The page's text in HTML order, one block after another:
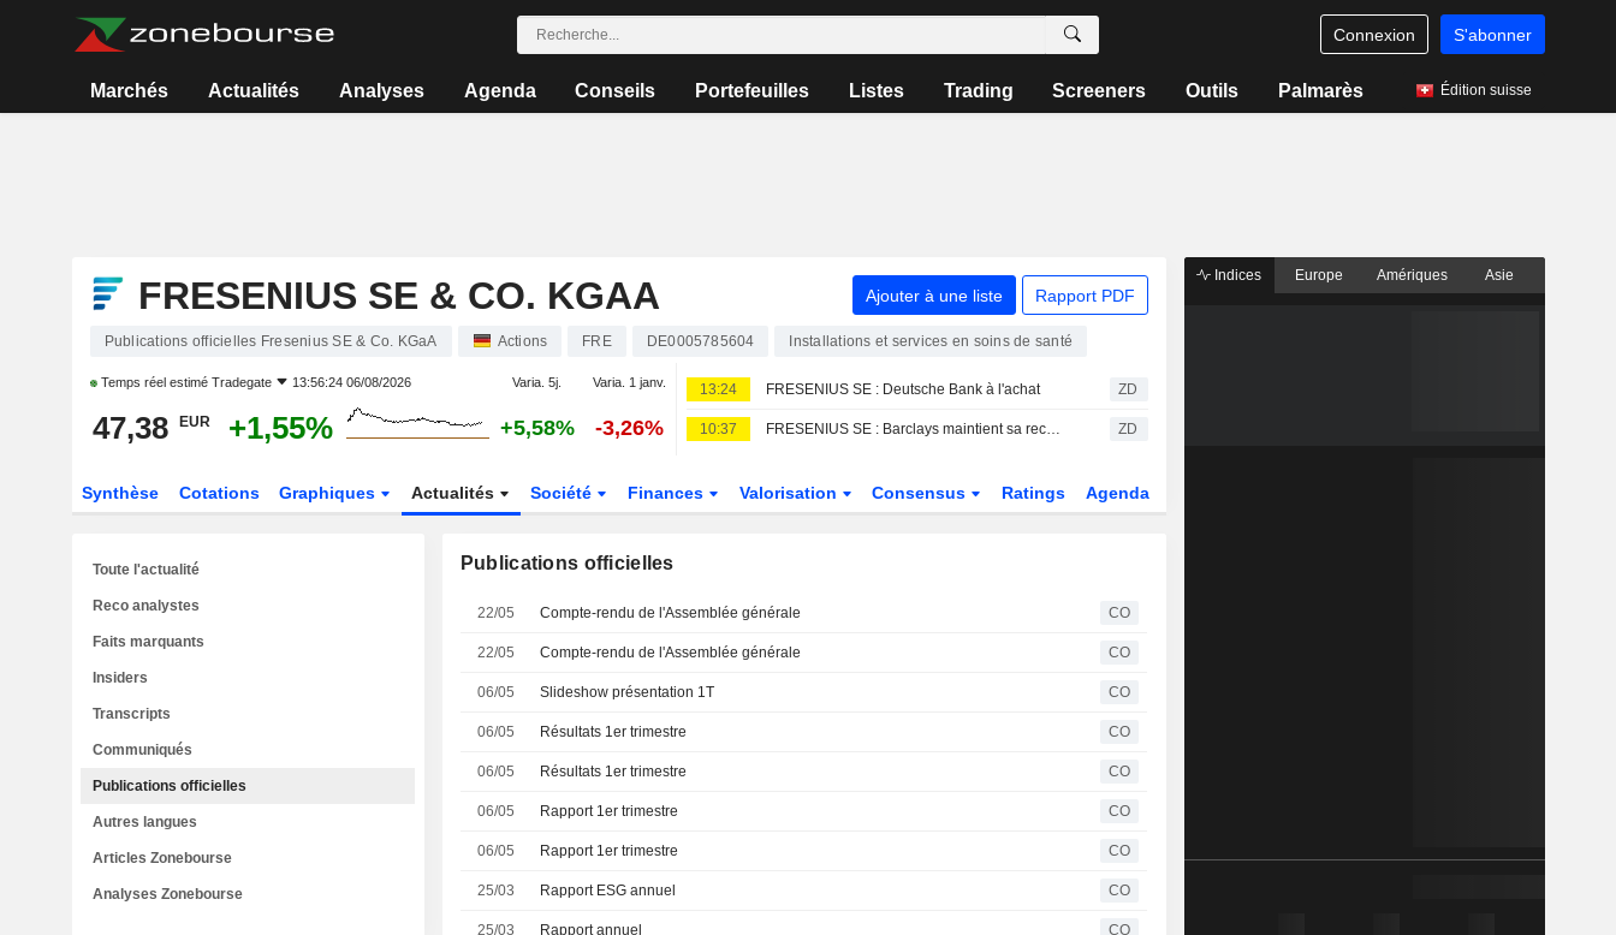
Connexion S'abonner
Marchés Actualités Analyses Agenda Conseils Portefeuilles Listes Trading Screeners Outils Palmarès Édition suisse
FRESENIUS SE & CO. KGAA Ajouter à une liste Rapport PDF
Publications officielles Fresenius SE & Co. KGaA Actions FRE DE0005785604 Installations et services en soins de santé
Temps réel estimé Tradegate 13:56:24 06/08/2026 Varia. 5j. Varia. 1 janv.
47,38 EUR +1,55% +5,58% -3,26%
13:24 FRESENIUS SE : Deutsche Bank à l'achat ZD
10:37 FRESENIUS SE : Barclays maintient sa recommandation à l'achat ZD
Synthèse Cotations Graphiques Actualités Société Finances Valorisation Consensus Ratings Agenda
Publications officielles
22/05 Compte-rendu de l'Assemblée générale CO
22/05 Compte-rendu de l'Assemblée générale CO
06/05 Slideshow présentation 1T CO
06/05 Résultats 1er trimestre CO
06/05 Résultats 1er trimestre CO
06/05 Rapport 1er trimestre CO
06/05 Rapport 1er trimestre CO
25/03 Rapport ESG annuel CO
25/03 Rapport annuel CO
Toute l'actualité
Reco analystes
Faits marquants
Insiders
Transcripts
Communiqués
Publications officielles
Autres langues
Articles Zonebourse
Analyses Zonebourse
Indices Europe Amériques Asie